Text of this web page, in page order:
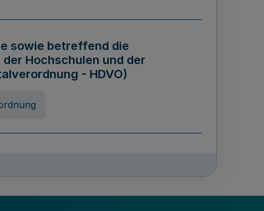
sowie betreffend die
Hochschulen und der
- HDVO)
des Landes Nordrhein-